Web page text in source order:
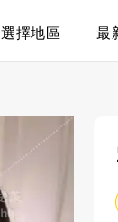
選擇地區 最